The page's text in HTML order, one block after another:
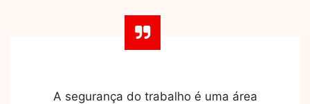
A segurança do trabalho é uma área